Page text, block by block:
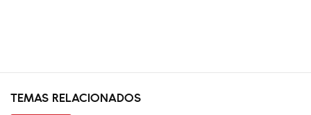
TEMAS RELACIONADOS